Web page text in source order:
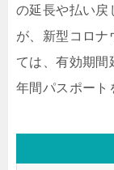
の延長や払い戻
が、新型コロナ
ては、有効期間
年間パスポート